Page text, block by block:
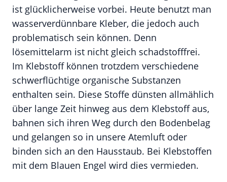
ist glücklicherweise vorbei. Heute benutzt man
wasserverdünnbare Kleber, die jedoch auch
problematisch sein können. Denn
lösemittelarm ist nicht gleich schadstofffrei.
Im Klebstoff können trotzdem verschiedene
schwerflüchtige organische Substanzen
enthalten sein. Diese Stoffe dünsten allmählich
über lange Zeit hinweg aus dem Klebstoff aus,
bahnen sich ihren Weg durch den Bodenbelag
und gelangen so in unsere Atemluft oder
binden sich an den Hausstaub. Bei Klebstoffen
mit dem Blauen Engel wird dies vermieden.